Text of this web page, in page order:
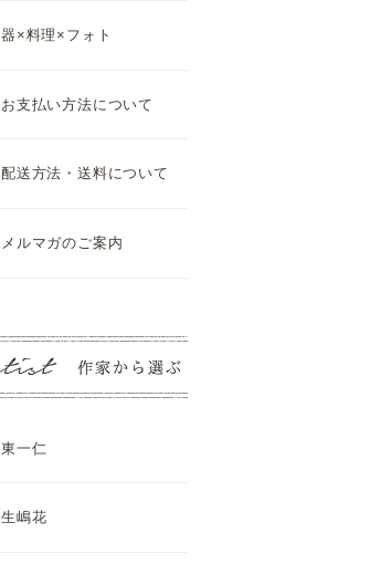
器×料理×フォト
お支払い方法について
配送方法・送料について
メルマガのご案内
東一仁
生嶋花